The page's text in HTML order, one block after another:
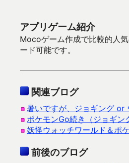
アプリゲーム紹介
Mocoゲーム作成で比較的人
ード可能です。
関連ブログ
暑いですが、ジョギング or
ポケモンGo続き（ジョギン
妖怪ウォッチワールド＆ポ
前後のブログ